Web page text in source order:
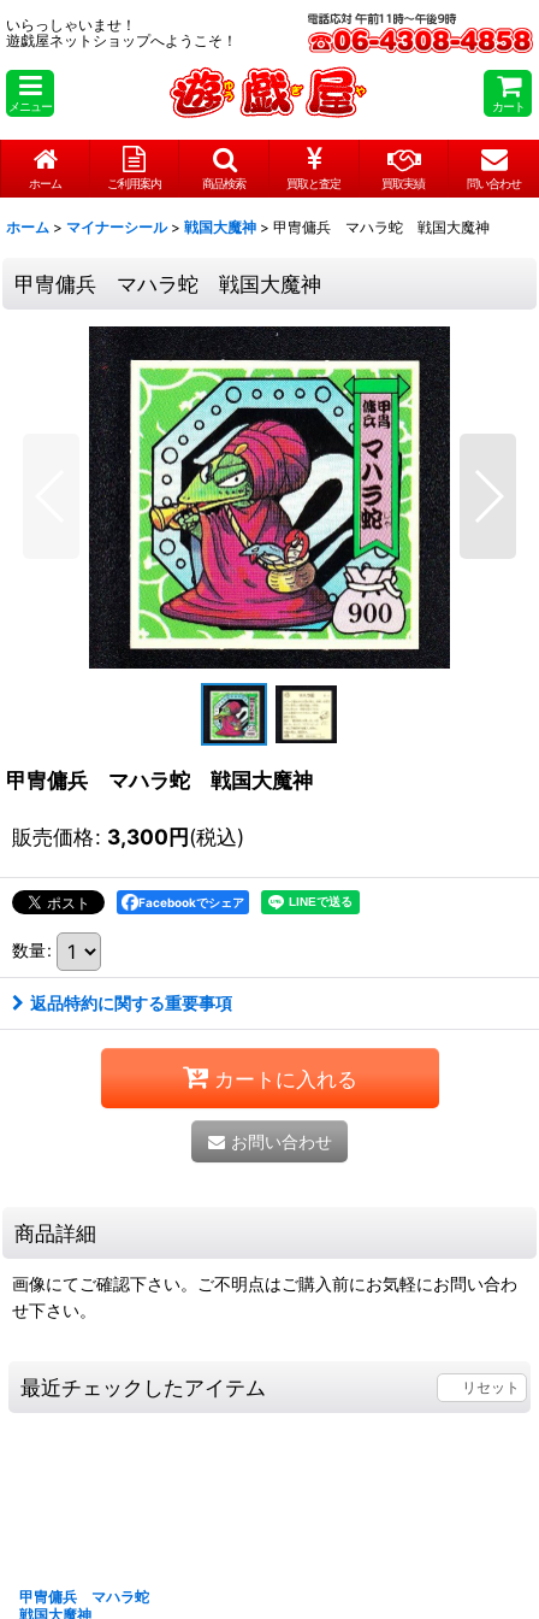
いらっしゃいませ！
遊戯屋ネットショップへようこそ！
メニュー カート
ホーム ご利用案内 商品検索 買取と査定 買取実績 問い合わせ
ホーム > マイナーシール > 戦国大魔神 > 甲冑傭兵 マハラ蛇 戦国大魔神
甲冑傭兵 マハラ蛇 戦国大魔神
甲冑傭兵 マハラ蛇 戦国大魔神
販売価格: 3,300円(税込)
Facebookでシェア
数量:
返品特約に関する重要事項
カートに入れる
お問い合わせ
商品詳細
画像にてご確認下さい。ご不明点はご購入前にお気軽にお問い合わ
せ下さい。
最近チェックしたアイテム リセット
甲冑傭兵 マハラ蛇
戦国大魔神